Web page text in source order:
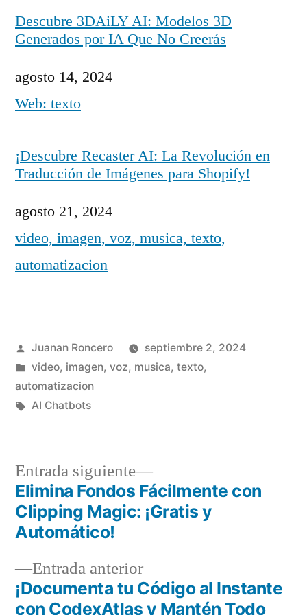
Descubre 3DAiLY AI: Modelos 3D
Generados por IA Que No Creerás
Fecha
agosto 14, 2024
Respecto a
Web: texto
¡Descubre Recaster AI: La Revolución en
Traducción de Imágenes para Shopify!
Fecha
agosto 21, 2024
Respecto a
video, imagen, voz, musica, texto,
automatizacion
Publicado
por
Juanan Roncero
septiembre 2, 2024
Publicado
en
video, imagen, voz, musica, texto,
automatizacion
Etiquetas:
AI Chatbots
Navegación
de
entradas
Entrada anteriorEntrada
anterior:
¡Documenta tu Código al Instante
con CodexAtlas y Mantén Todo
Entrada siguiente
Entrada
siguiente:
Elimina Fondos Fácilmente con
Clipping Magic: ¡Gratis y
Automático!